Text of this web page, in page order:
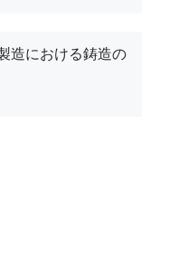
造における鋳造の